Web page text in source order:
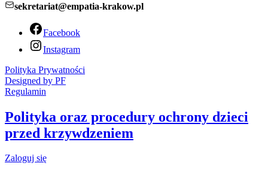
sekretariat@empatia-krakow.pl
Facebook
Instagram
Polityka Prywatności
Designed by PF
Regulamin
Polityka oraz procedury ochrony dzieci
przed krzywdzeniem
Zaloguj się